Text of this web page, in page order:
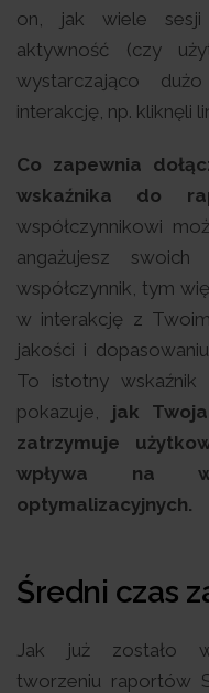
on, jak wiele sesji
aktywność (czy
wystarczająco
interakcję, np. kliknęli
Co zapewnia
wskaźnika do
współczynnikowi
angażujesz
współczynnik, tym
w interakcję z
jakości i
To istotny wskaźnik
pokazuje, jak
zatrzymuje
wpływa na
optymalizacyjnych.
Średni czas
Jak już zostało
tworzeniu raportów